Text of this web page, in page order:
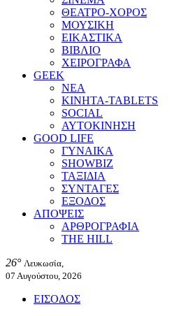
ΘΕΑΤΡΟ-ΧΟΡΟΣ
ΜΟΥΣΙΚΗ
ΕΙΚΑΣΤΙΚΑ
ΒΙΒΛΙΟ
ΧΕΙΡΟΓΡΑΦΑ
GEEK
ΝΕΑ
ΚΙΝΗΤΑ-TABLETS
SOCIAL
ΑΥΤΟΚΙΝΗΣΗ
GOOD LIFE
ΓΥΝΑΙΚΑ
SHOWBIZ
ΤΑΞΙΔΙΑ
ΣΥΝΤΑΓΕΣ
ΕΞΟΔΟΣ
ΑΠΟΨΕΙΣ
ΑΡΘΡΟΓΡΑΦΙΑ
THE HILL
26° Λευκωσία,
07 Αυγούστου, 2026
ΕΙΣΟΔΟΣ